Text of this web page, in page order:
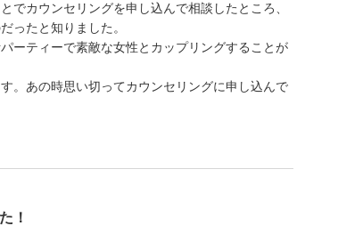
でカウンセリングを申し込んで相談したところ、
ったと知りました。
ーティーで素敵な女性とカップリングすることが
。あの時思い切ってカウンセリングに申し込んで
！